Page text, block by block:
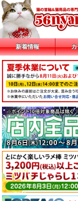
新着情報 カ